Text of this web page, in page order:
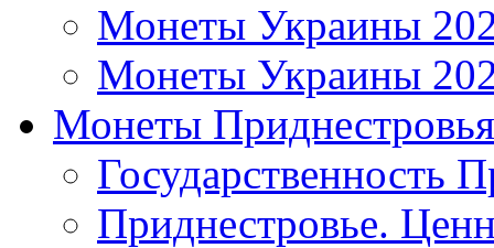
Монеты Украины
Монеты Украины
Монеты Приднестровья
Государственность
Приднестровье.